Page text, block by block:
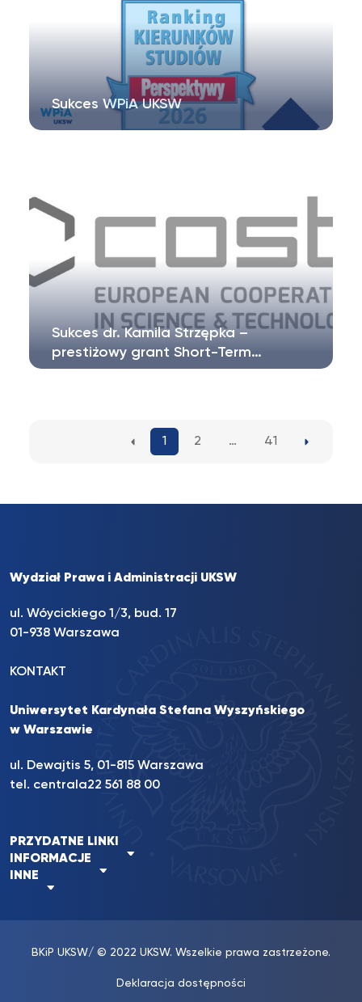
Sukces WPiA UKSW
Sukces dr. Kamila Strzępka –
prestiżowy grant Short-Term…
1 2 … 41
Wydział Prawa i Administracji UKSW
ul. Wóycickiego 1/3, bud. 17
01-938 Warszawa
KONTAKT
Uniwersytet Kardynała Stefana Wyszyńskiego
w Warszawie
ul. Dewajtis 5, 01-815 Warszawa
tel. centrala22 561 88 00
PRZYDATNE LINKI
INFORMACJE
INNE
BKiP UKSW/ © 2022 UKSW. Wszelkie prawa zastrzeżone.
Deklaracja dostępności